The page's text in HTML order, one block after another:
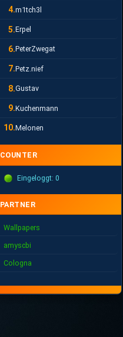
4.m1tch3l
5.Erpel
6.PeterZwegat
7.Petz.nief
8.Gustav
9.Kuchenmann
10.Melonen
COUNTER
Eingeloggt: 0
PARTNER
Wallpapers
amyscbi
Cologna